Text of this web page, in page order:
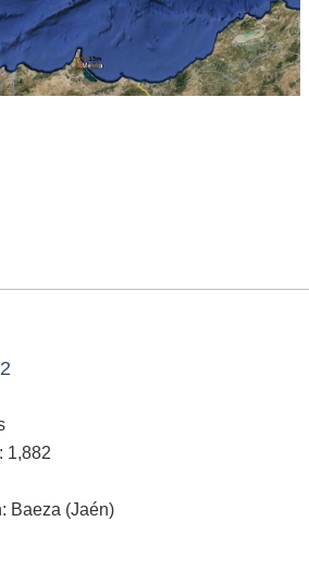
1,882
Baeza (Jaén)